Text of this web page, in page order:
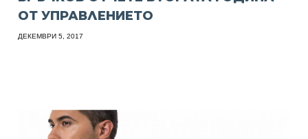
ОТ УПРАВЛЕНИЕТО
ДЕКЕМВРИ 5, 2017